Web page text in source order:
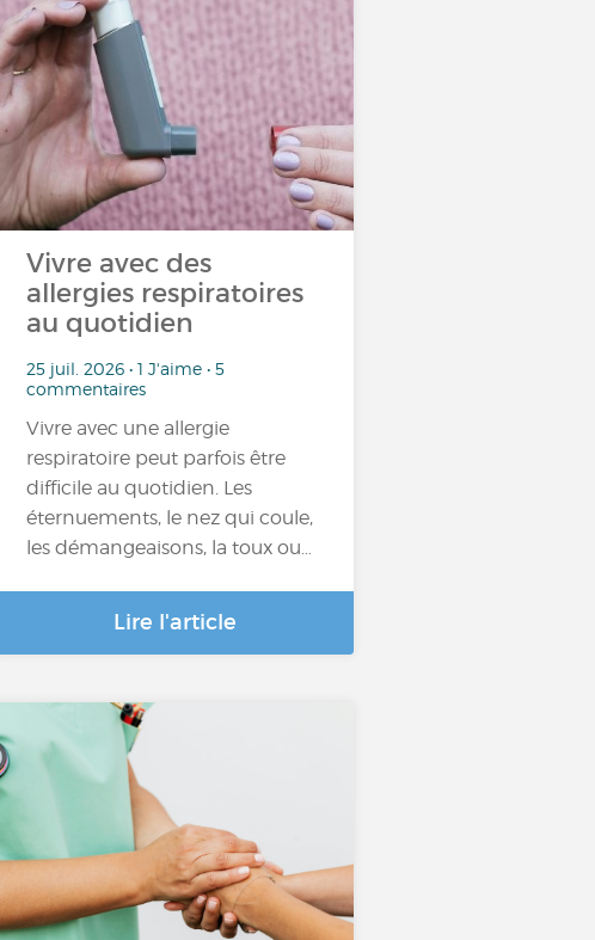
Vivre avec des
allergies respiratoires
au quotidien
25 juil. 2026 • 1 J'aime • 5
commentaires
Vivre avec une allergie
respiratoire peut parfois être
difficile au quotidien. Les
éternuements, le nez qui coule,
les démangeaisons, la toux ou…
Lire l'article